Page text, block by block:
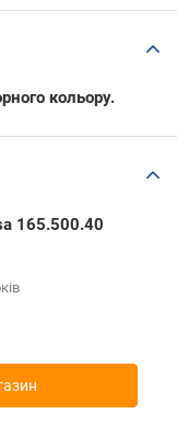
кольору.
165.500.40